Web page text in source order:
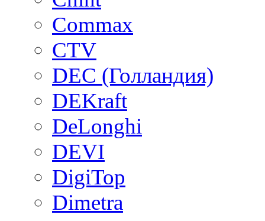
Commax
CTV
DEC (Голландия)
DEKraft
DeLonghi
DEVI
DigiTop
Dimetra